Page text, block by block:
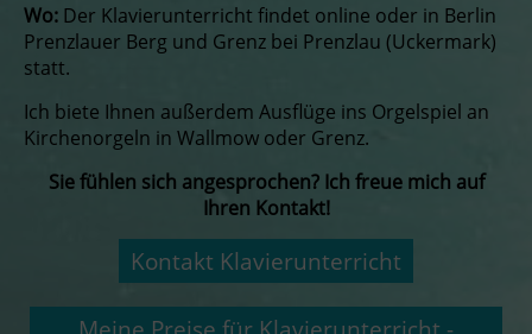
Wo: Der Klavierunterricht findet online oder in Berlin
Prenzlauer Berg und Grenz bei Prenzlau (Uckermark)
statt.
Ich biete Ihnen außerdem Ausflüge ins Orgelspiel an
Kirchenorgeln in Wallmow oder Grenz.
Sie fühlen sich angesprochen? Ich freue mich auf
Ihren Kontakt!
Kontakt Klavierunterricht